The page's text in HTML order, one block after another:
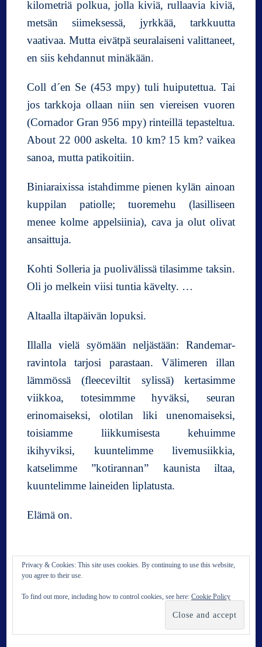
kilometriä polkua, jolla kiviä, rullaavia kiviä,
metsän siimeksessä, jyrkkää, tarkkuutta
vaativaa. Mutta eivätpä seuralaiseni valittaneet,
en siis kehdannut minäkään.
Coll d´en Se (453 mpy) tuli huiputettua. Tai
jos tarkkoja ollaan niin sen viereisen vuoren
(Cornador Gran 956 mpy) rinteillä tepasteltua.
About 22 000 askelta. 10 km? 15 km? vaikea
sanoa, mutta patikoitiin.
Biniaraixissa istahdimme pienen kylän ainoan
kuppilan patiolle; tuoremehu (lasilliseen
menee kolme appelsiinia), cava ja olut olivat
ansaittuja.
Kohti Solleria ja puolivälissä tilasimme taksin.
Oli jo melkein viisi tuntia kävelty. …
Altaalla iltapäivän lopuksi.
Illalla vielä syömään neljästään: Randemar-
ravintola tarjosi parastaan. Välimeren illan
lämmössä (fleeceviltit sylissä) kertasimme
viikkoa, totesimmme hyväksi, seuran
erinomaiseksi, olotilan liki unenomaiseksi,
toisiamme liikkumisesta kehuimme
ikihyviksi, kuuntelimme livemusiikkia,
katselimme ”kotirannan” kaunista iltaa,
kuuntelimme laineiden liplatusta.
Elämä on.
24.10.2014 2 kommenttiaa
t
k
Privacy & Cookies: This site uses cookies. By continuing to use this website,
you agree to their use.
To find out more, including how to control cookies, see here: Cookie Policy